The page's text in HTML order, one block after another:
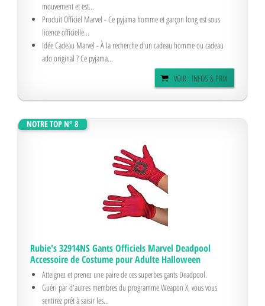
mouvement et est...
Produit Officiel Marvel - Ce pyjama homme et garçon long est sous
licence officielle...
Idée Cadeau Marvel - À la recherche d'un cadeau homme ou cadeau
ado original ? Ce pyjama...
VOIR : INFOS & PRIX
NOTRE TOP N° 8
Rubie's 32914NS Gants Officiels Marvel Deadpool
Accessoire de Costume pour Adulte Halloween
Atteignez et prenez une paire de ces superbes gants Deadpool.
Guéri par d'autres membres du programme Weapon X, vous vous
sentirez prêt à saisir les...